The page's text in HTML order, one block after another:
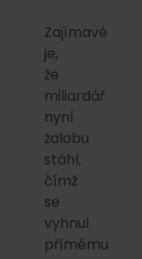
Zajímavé
je,
že
miliardář
nyní
žalobu
stáhl,
čímž
se
vyhnul
přímému